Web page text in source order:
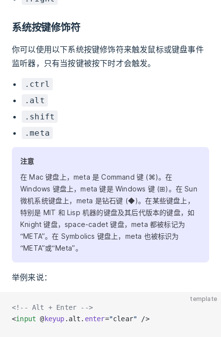
系统按键修饰符
你可以使用以下系统按键修饰符来触发鼠标或键盘事件
监听器，只有当按键被按下时才会触发。
.ctrl
.alt
.shift
.meta
注意
在 Mac 键盘上，meta 是 Command 键 (⌘)。在
Windows 键盘上，meta 键是 Windows 键 (⊞)。在 Sun
微机系统键盘上，meta 是钻石键 (◆)。在某些键盘上，
特别是 MIT 和 Lisp 机器的键盘及其后代版本的键盘，如
Knight 键盘，space-cadet 键盘，meta 都被标记为
“META”。在 Symbolics 键盘上，meta 也被标识为
“META”或“Meta”。
举例来说：
template
<!-- Alt + Enter -->
<input @ keyup .alt. enter="clear" />